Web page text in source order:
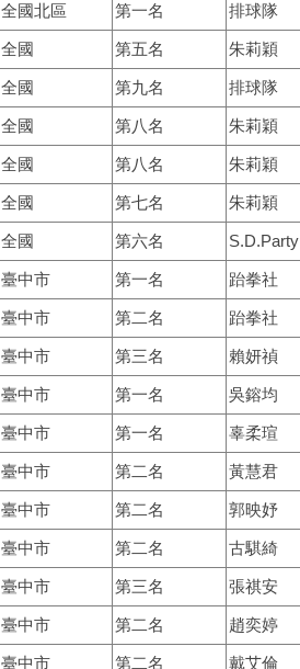
全國北區 第一名 排球隊
全國 第五名 朱莉穎
全國 第九名 排球隊
全國 第八名 朱莉穎
全國 第八名 朱莉穎
全國 第七名 朱莉穎
全國 第六名 S.D.Party
臺中市 第一名 跆拳社
臺中市 第二名 跆拳社
臺中市 第三名 賴妍禎
臺中市 第一名 吳鎔均
臺中市 第一名 辜柔瑄
臺中市 第二名 黃慧君
臺中市 第二名 郭映妤
臺中市 第二名 古騏綺
臺中市 第三名 張祺安
臺中市 第二名 趙奕婷
臺中市 第二名 戴艾倫